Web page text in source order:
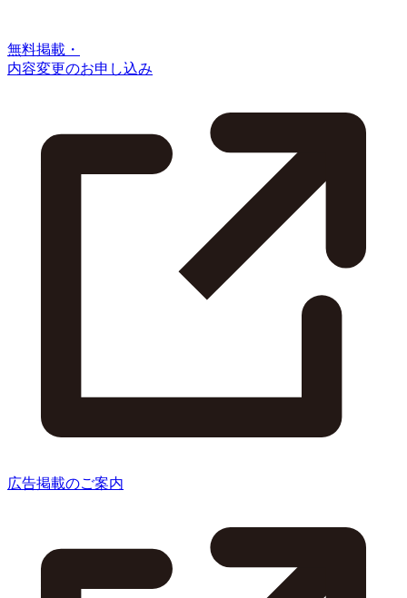
無料掲載・
内容変更のお申し込み
広告掲載のご案内